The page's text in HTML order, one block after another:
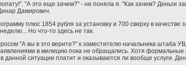
"А это еще зачем?" - не поняла я. "Как зачем? Деньги
Дамирович.
плюс 1854 рубля за установку и 700 сверху в
Но что-то здесь не так.
"А вы в это верите?" к заместителю начальника штаба
в милицию пока не обращались. Хотя
данной ситуации платит и оказываются ли вообще услуги.